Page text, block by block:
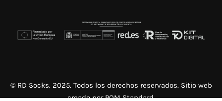
© RD Socks. 2025. Todos los derechos reservados. Sitio web
creado porPOM Standard.